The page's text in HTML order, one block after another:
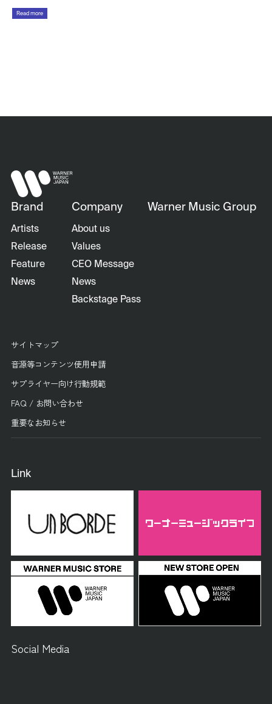
Read more
Brand
Artists
Release
Feature
News
Company
About us
Values
CEO Message
News
Backstage Pass
Warner Music Group
サイトマップ
音源等コンテンツ使用申請
サプライヤー向け行動規範
FAQ / お問い合わせ
重要なお知らせ
Link
Social Media